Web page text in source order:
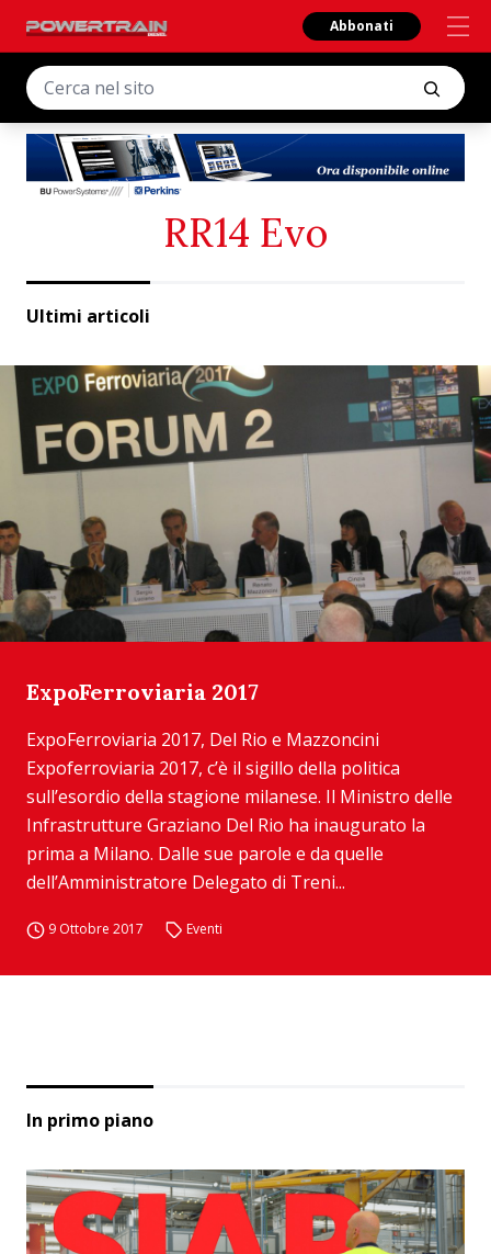
Abbonati
RR14 Evo
Ultimi articoli
ExpoFerroviaria 2017
ExpoFerroviaria 2017, Del Rio e Mazzoncini
Expoferroviaria 2017, c’è il sigillo della politica
sull’esordio della stagione milanese. Il Ministro delle
Infrastrutture Graziano Del Rio ha inaugurato la
prima a Milano. Dalle sue parole e da quelle
dell’Amministratore Delegato di Treni...
9 Ottobre 2017 Eventi
In primo piano